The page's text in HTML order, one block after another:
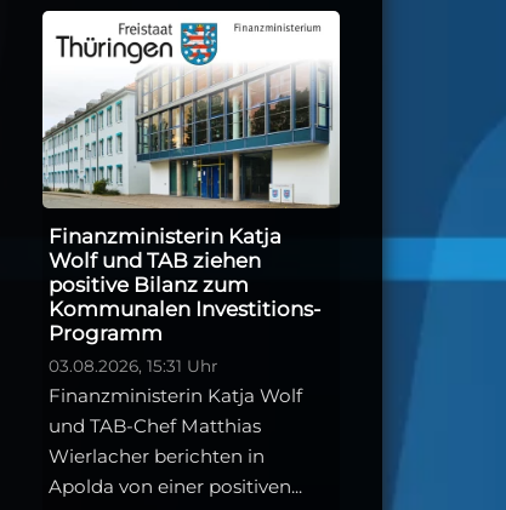
Finanzministerin Katja
Wolf und TAB ziehen
positive Bilanz zum
Kommunalen Investitions-
Programm
03.08.2026, 15:31 Uhr
Finanzministerin Katja Wolf
und TAB-Chef Matthias
Wierlacher berichten in
Apolda von einer positiven...